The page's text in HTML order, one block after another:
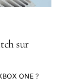
sur
ONE ?